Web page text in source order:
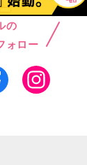
の
ォロー